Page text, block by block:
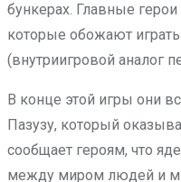
бункерах. Главные
которые обожают
(внутриигровой аналог
В конце этой игры они
Пазузу, который
сообщает героям, что
между миром людей и